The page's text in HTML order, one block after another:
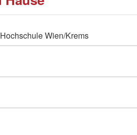
Wien/Krems